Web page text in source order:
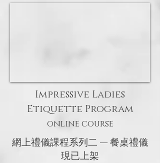
Impressive Ladies
Etiquette Program
online course
網上禮儀課程系列二 — 餐桌禮儀
​現已上架